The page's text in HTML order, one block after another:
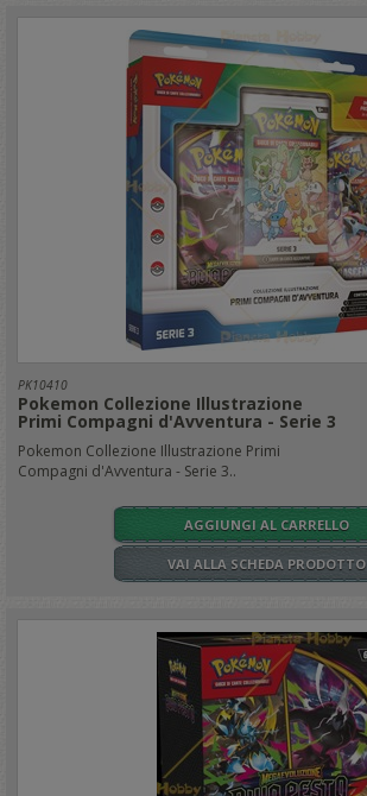
PK10410
Pokemon Collezione Illustrazione
Primi Compagni d'Avventura - Serie 3
Pokemon Collezione Illustrazione Primi
Compagni d'Avventura - Serie 3..
AGGIUNGI AL CARRELLO
VAI ALLA SCHEDA PRODOTTO